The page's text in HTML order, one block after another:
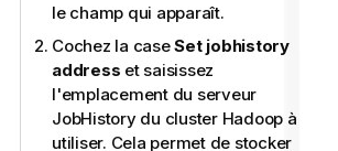
le champ qui apparaît.
Cochez la caseSet jobhistory
address et saisissez
l'emplacement du serveur
JobHistory du cluster Hadoop à
utiliser. Cela permet de stocker